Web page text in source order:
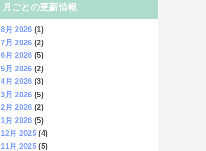
月ごとの更新情報
8月 2026 (1)
7月 2026 (2)
6月 2026 (5)
5月 2026 (2)
4月 2026 (3)
3月 2026 (5)
2月 2026 (2)
1月 2026 (5)
12月 2025 (4)
11月 2025 (5)